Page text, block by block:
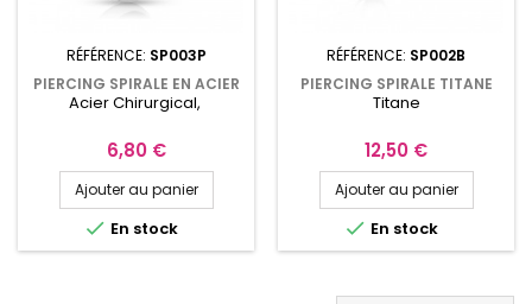
RÉFÉRENCE: SP003P
PIERCING SPIRALE EN ACIER
CHIRURGICAL 10MM AVEC
SP003P
Acier Chirurgical,
Prix
6,80 €
Ajouter au panier
 En stock
RÉFÉRENCE: SP002B
PIERCING SPIRALE TITANE
BLEU 11MM AVEC BOULES
SP002B
Titane
Prix
12,50 €
Ajouter au panier
 En stock